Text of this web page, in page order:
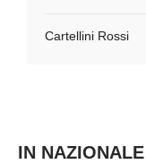
Cartellini Rossi
IN NAZIONALE